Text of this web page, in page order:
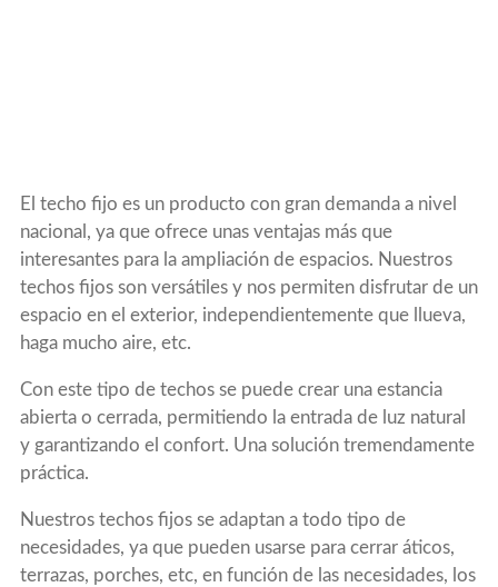
El techo fijo es un producto con gran demanda a nivel
nacional, ya que ofrece unas ventajas más que
interesantes para la ampliación de espacios. Nuestros
techos fijos son versátiles y nos permiten disfrutar de un
espacio en el exterior, independientemente que llueva,
haga mucho aire, etc.
Con este tipo de techos se puede crear una estancia
abierta o cerrada, permitiendo la entrada de luz natural
y garantizando el confort. Una solución tremendamente
práctica.
Nuestros techos fijos se adaptan a todo tipo de
necesidades, ya que pueden usarse para cerrar áticos,
terrazas, porches, etc, en función de las necesidades, los